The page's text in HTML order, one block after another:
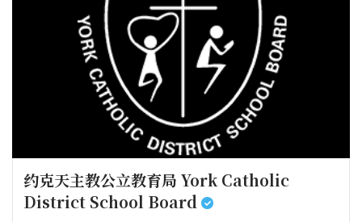
约克天主教公立教育局 York Catholic
District School Board